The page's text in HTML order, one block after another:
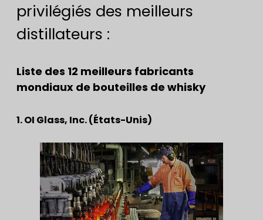
privilégiés des meilleurs
distillateurs :
Liste des 12 meilleurs fabricants
mondiaux de bouteilles de whisky
1. OI Glass, Inc. (États-Unis)